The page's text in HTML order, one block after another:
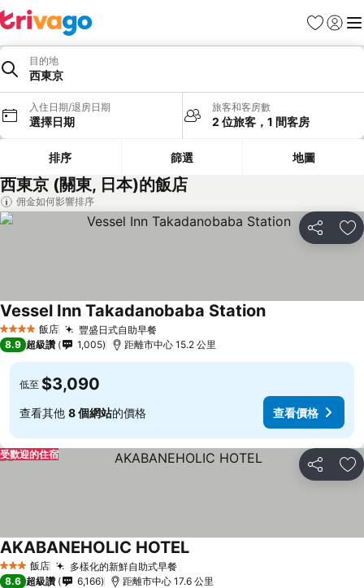
我的最愛
登入 選
目的地
西東京
入住日期/退房日期
選擇日期
旅客和客房數
2 位旅客，1 間客房
排序 篩選 地圖
西東京 (關東, 日本)的飯店
佣金如何影響排序
分享 加
4 星級 飯店 豐盛日式自助早餐
Vessel Inn Takadanobaba Station
8.9 超級讚 1,005 距離市中心 15.2 公里
低至 $3,090
查看其他 8 個網站的價格 查看價格
分享 加
受歡迎的住宿
3 星級 飯店 多樣化的新鮮自助式早餐
AKABANEHOLIC HOTEL
8.6 超級讚 6,166 距離市中心 17.6 公里